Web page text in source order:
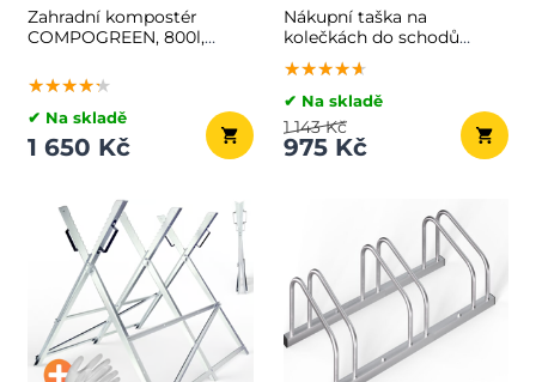
Zahradní kompostér
COMPOGREEN, 800l,
★★★★★
★★★★★
★★★★★
✔ Na skladě
1 650 Kč
Nákupní taška na
kolečkách do schodů
COMFORT, 50l, černá
★★★★★
★★★★★
★★★★★
✔ Na skladě
975 Kč
1 143 Kč